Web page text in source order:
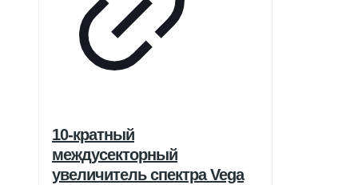
10-кратный
междусекторный
увеличитель спектра Vega